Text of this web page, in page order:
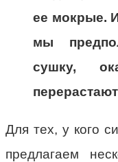
ее мокрые.
мы
сушку,
Для тех, у кого
предлагаем